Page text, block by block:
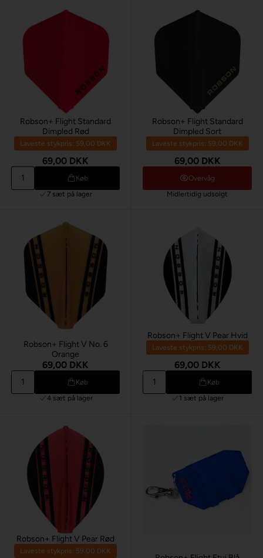
Robson+ Flight Standard
Dimpled Rød
Laveste stykpris: 59,00 DKK
69,00 DKK
Køb
7 sæt på lager
Robson+ Flight Standard
Dimpled Sort
Laveste stykpris: 59,00 DKK
69,00 DKK
Overvåg
Midlertidig udsolgt
Robson+ Flight V No. 6
Orange
69,00 DKK
Køb
4 sæt på lager
Robson+ Flight V Pear Hvid
Laveste stykpris: 59,00 DKK
69,00 DKK
Køb
1 sæt på lager
Robson+ Flight V Pear Rød
Laveste stykpris: 59,00 DKK